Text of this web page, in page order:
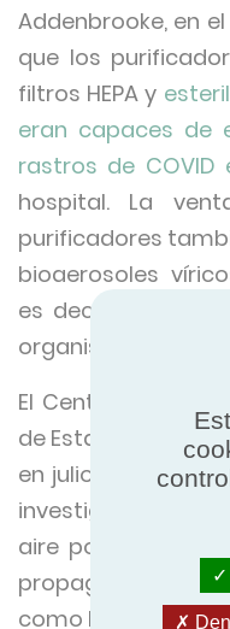
Addenbrooke, en
que los
filtros HEPA y
eran capaces de
rastros de COVID
hospital. La
purificadores
bioaerosoles
es decir,
organismos vivos.
El Centro de
de Estados
en julio de 2021
investigación
aire portátiles
propagación del
como las salas de